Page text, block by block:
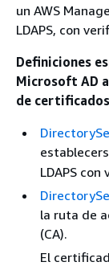
un AWS
LDAPS, con
Definiciones
Microsoft AD
de
LDAPS
la ruta de
(CA).
El